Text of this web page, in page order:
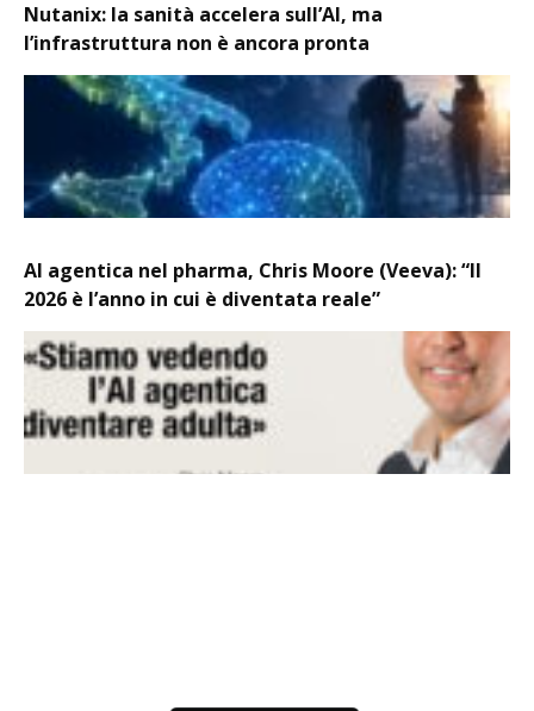
Nutanix: la sanità accelera sull’AI, ma
l’infrastruttura non è ancora pronta
AI agentica nel pharma, Chris Moore (Veeva): “Il
2026 è l’anno in cui è diventata reale”